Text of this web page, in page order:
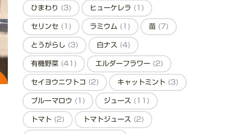
ひまわり (3) ヒューケレラ (1)
セリンセ (1) ラミウム (1) 苗 (7)
とうがらし (3) 白ナス (4)
有機野菜 (41) エルダーフラワー (2)
セイヨウニワトコ (2) キャットミント (3)
ブルーマロウ (1) ジュース (11)
トマト (2) トマトジュース (2)